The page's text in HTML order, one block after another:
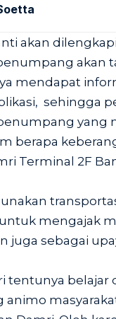
akan
akan
mendapat
sehingga
yang
berapa
Terminal 2F
mengajak
juga sebagai
tentunya
animo